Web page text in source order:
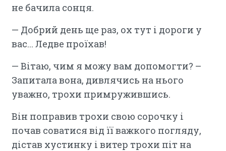
не бачила сонця.
— Добрий день ще раз, ох тут і дороги у
вас... Ледве проїхав!
— Вітаю, чим я можу вам допомогти? –
Запитала вона, дивлячись на нього
уважно, трохи примружившись.
Він поправив трохи свою сорочку і
почав соватися від її важкого погляду,
дістав хустинку і витер трохи піт на